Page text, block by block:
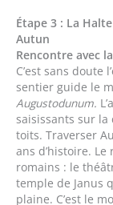
Étape 3 : La
Autun
Rencontre avec
C’est sans doute
sentier guide le
Augustodunum.
saisissants sur la
toits. Traverser
ans d’histoire.
romains : le
temple de Janus
plaine. C’est le